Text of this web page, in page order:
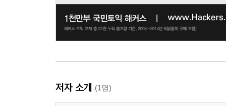
저자 소개 (1명)